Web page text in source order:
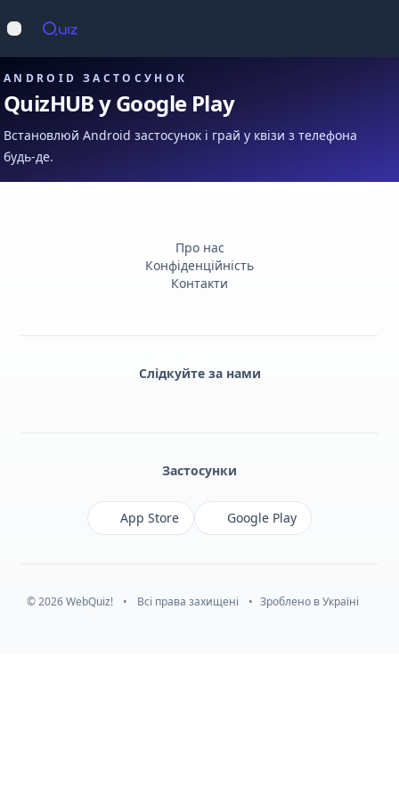
Відкрити меню
ANDROID ЗАСТОСУНОК
QuizHUB у Google Play
Встановлюй Android застосунок і грай у квізи з телефона
будь-де.
Про нас
Конфіденційність
Контакти
Слідкуйте за нами
Застосунки
App Store Google Play
© 2026 WebQuiz! • Всі права захищені • Зроблено в Україні